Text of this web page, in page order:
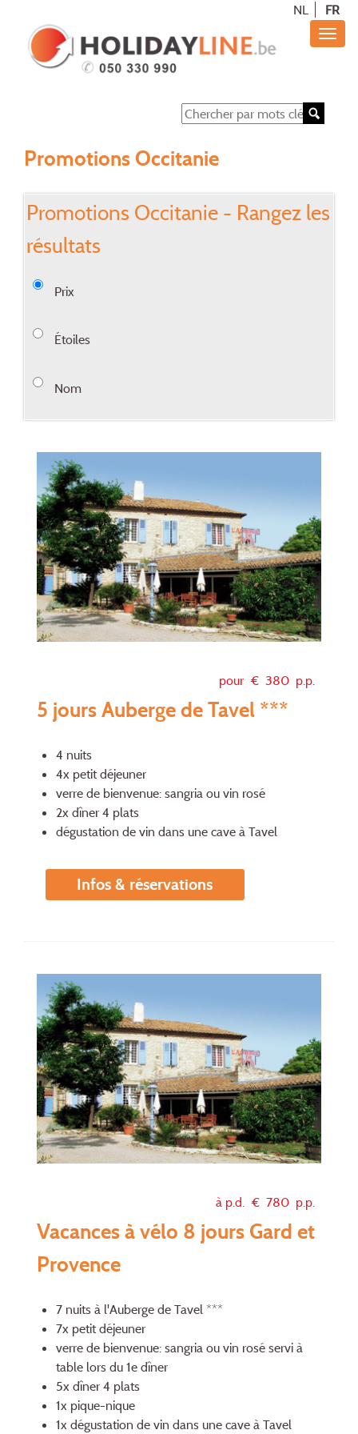
NL FR
Promotions Occitanie
Promotions Occitanie - Rangez les
résultats
Prix
Étoiles
Nom
pour € 380 p.p.
5 jours Auberge de Tavel ***
4 nuits
4x petit déjeuner
verre de bienvenue: sangria ou vin rosé
2x dîner 4 plats
dégustation de vin dans une cave à Tavel
Infos & réservations
à p.d. € 780 p.p.
Vacances à vélo 8 jours Gard et
Provence
7 nuits à l'Auberge de Tavel ***
7x petit déjeuner
verre de bienvenue: sangria ou vin rosé servi à
table lors du 1e dîner
5x dîner 4 plats
1x pique-nique
1x dégustation de vin dans une cave à Tavel